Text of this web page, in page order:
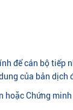
để cán bộ tiếp
của bản dịch
hoặc Chứng